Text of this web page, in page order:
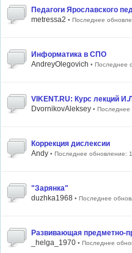
Педагоги Ярославского
metressa2 • Последнее
Информатика в СПО
AndreyOlegovich • Последнее
VIKENT.RU: Курс лекций
DvornikovAleksey •
Коррекция дислексии
Andy • Последнее обновление:
"Зарянка"
duzhka1968 • Последнее
Развивающая предметно-
_helga_1970 • Последнее